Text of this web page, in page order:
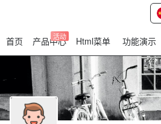
首页 产品中心
活动 Html菜单 功能演示